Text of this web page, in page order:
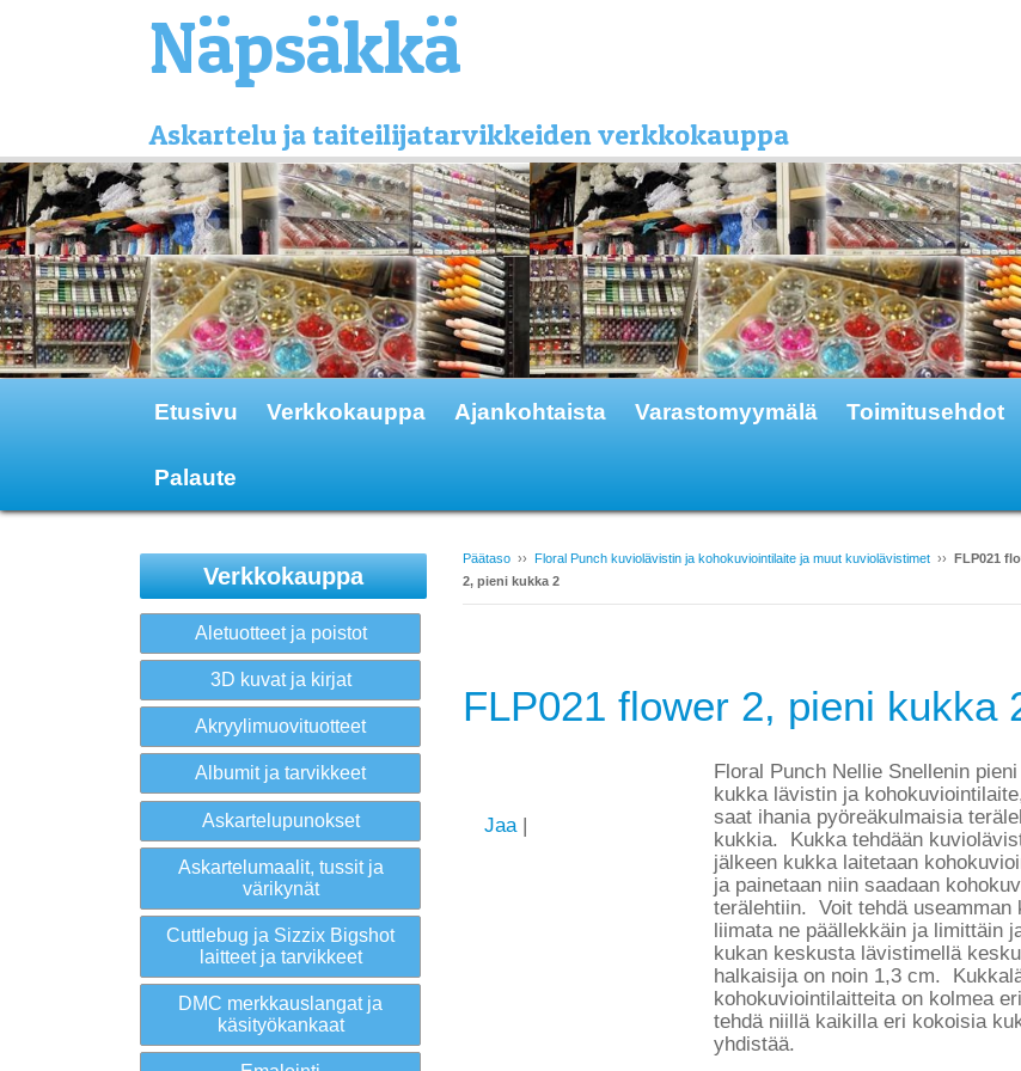
Näpsäkkä
Askartelu ja taiteilijatarvikkeiden verkkokauppa
Etusivu Verkkokauppa Ajankohtaista Varastomyymälä Toimitusehdot
Palaute
Päätaso ›› Floral Punch kuviolävistin ja kohokuviointilaite ja muut kuviolävistimet ›› FLP021
2, pieni kukka 2
FLP021 flower 2, pieni kukka
Jaa |
Floral Punch Nellie Snellenin pieni
kukka lävistin ja
saat ihania pyöreäkulmaisia
kukkia. Kukka tehdään
jälkeen kukka laitetaan
ja painetaan niin saadaan
terälehtiin. Voit tehdä useamman
liimata ne päällekkäin ja limittäin
kukan keskusta lävistimellä
halkaisija on noin 1,3 cm.
kohokuviointilaitteita on kolmea
tehdä niillä kaikilla eri kokoisia
yhdistää.
Verkkokauppa
Aletuotteet ja poistot
3D kuvat ja kirjat
Akryylimuovituotteet
Albumit ja tarvikkeet
Askartelupunokset
Askartelumaalit, tussit ja
värikynät
Cuttlebug ja Sizzix Bigshot
laitteet ja tarvikkeet
DMC merkkauslangat ja
käsityökankaat